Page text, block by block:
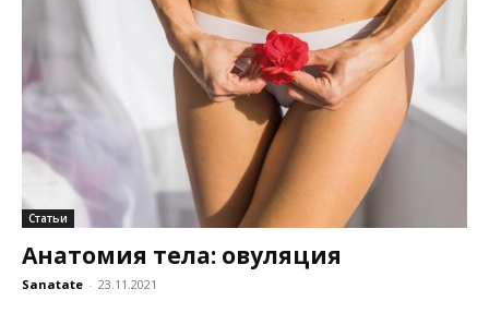
Статьи
Анатомия тела: овуляция
Sanatate - 23.11.2021